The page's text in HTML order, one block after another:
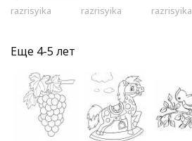
razrisyika razrisyika razrisyika
Еще 4-5 лет